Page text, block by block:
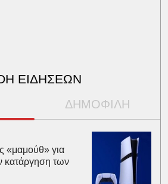
ΕΙΔΗΣΕΩΝ
ΔΗΜΟΦΙΛΗ
«μαμούθ» για
κατάργηση των